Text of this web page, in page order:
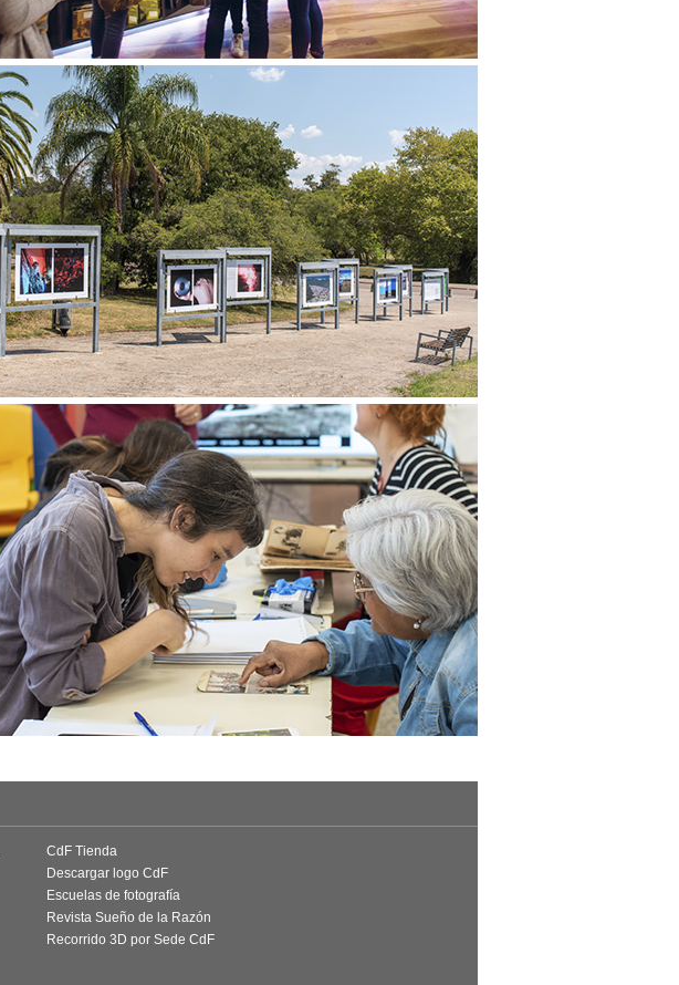
CdF Tienda
Descargar logo CdF
Escuelas de fotografía
Revista Sueño de la Razón
Recorrido 3D por Sede CdF